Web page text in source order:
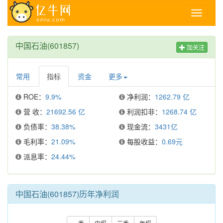
Toggle
中国石油(601857) 加关注
常用 指标 资金 更多
ROE： 9.9% 净利润： 1262.79 亿
营 收： 21692.56 亿 利润扣非： 1268.74 亿
负债率： 38.38% 现金流： 3431亿
毛利率： 21.09% 每股收益： 0.69元
派息率： 24.44%
中国石油(601857)历年净利润